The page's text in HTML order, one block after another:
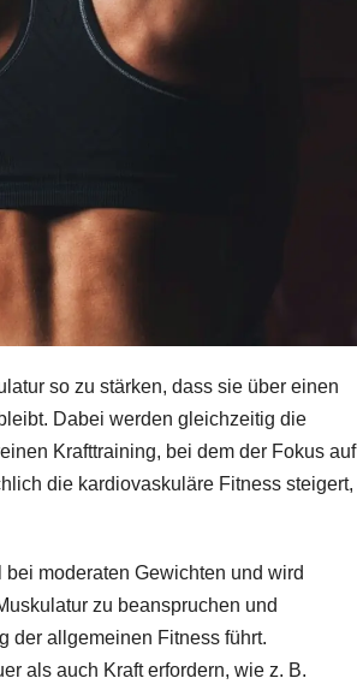
so zu stärken, dass sie über einen
Dabei werden gleichzeitig die
Krafttraining, bei dem der Fokus auf
die kardiovaskuläre Fitness steigert,
moderaten Gewichten und wird
zu beanspruchen und
der allgemeinen Fitness führt.
als auch Kraft erfordern, wie z. B.